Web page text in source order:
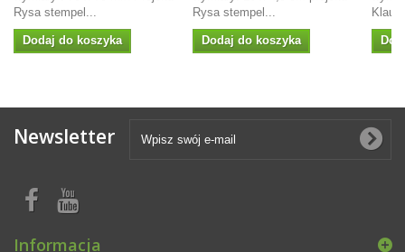
Rysa stempel...
Dodaj do koszyka
Rysa stempel...
Dodaj do koszyka
Newsletter
Informacja